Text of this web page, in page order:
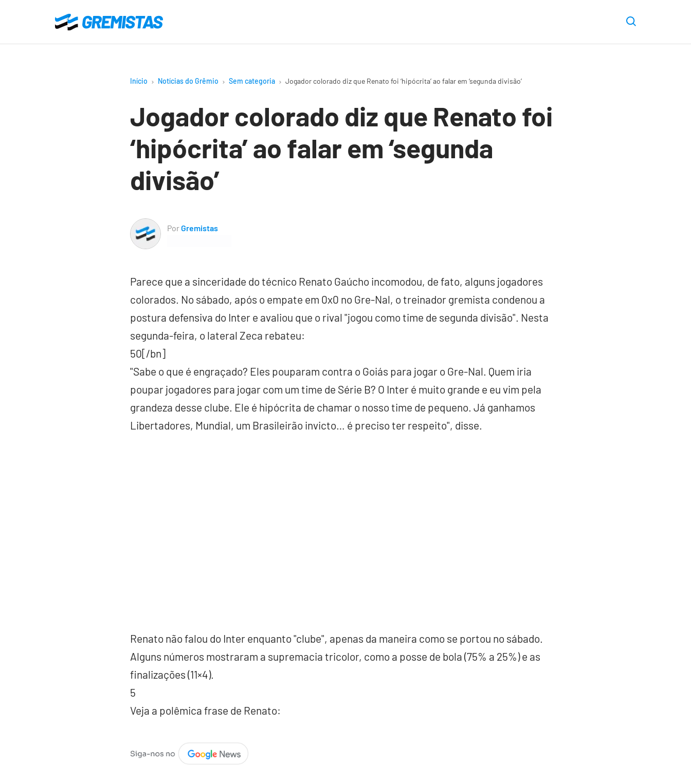
o
Gremistas
Início Notícias do Grêmio Sem categoria Jogador colorado diz que Renato foi ‘hipócrita’ ao falar em ‘segunda divisão’
Jogador colorado diz que Renato foi
‘hipócrita’ ao falar em ‘segunda
divisão’
PorGremistas
Parece que a sinceridade do técnico Renato Gaúcho incomodou, de fato, alguns jogadores
colorados. No sábado, após o empate em 0x0 no Gre-Nal, o treinador gremista condenou a
postura defensiva do Inter e avaliou que o rival "jogou como time de segunda divisão". Nesta
segunda-feira, o lateral Zeca rebateu:
50[/bn]
"Sabe o que é engraçado? Eles pouparam contra o Goiás para jogar o Gre-Nal. Quem iria
poupar jogadores para jogar com um time de Série B? O Inter é muito grande e eu vim pela
grandeza desse clube. Ele é hipócrita de chamar o nosso time de pequeno. Já ganhamos
Libertadores, Mundial, um Brasileirão invicto… é preciso ter respeito", disse.
Renato não falou do Inter enquanto "clube", apenas da maneira como se portou no sábado.
Alguns números mostraram a supremacia tricolor, como a posse de bola (75% a 25%) e as
finalizações (11×4).
5
Veja a polêmica frase de Renato: